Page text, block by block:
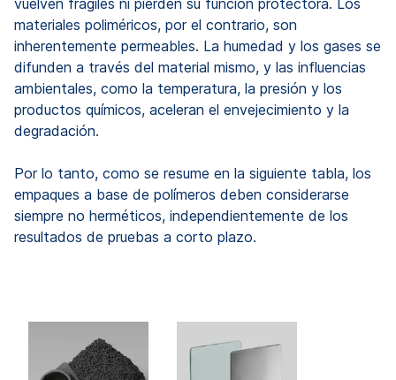
vuelven frágiles ni pierden su función protectora. Los
materiales poliméricos, por el contrario, son
inherentemente permeables. La humedad y los gases se
difunden a través del material mismo, y las influencias
ambientales, como la temperatura, la presión y los
productos químicos, aceleran el envejecimiento y la
degradación.
Por lo tanto, como se resume en la siguiente tabla, los
empaques a base de polímeros deben considerarse
siempre no herméticos, independientemente de los
resultados de pruebas a corto plazo.